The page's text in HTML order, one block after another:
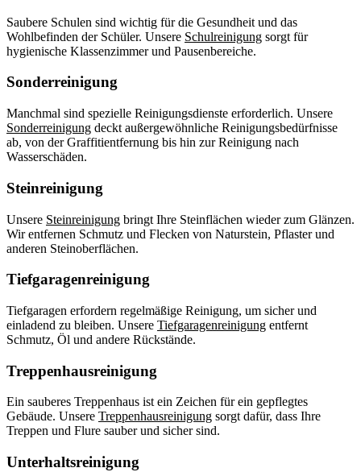
Saubere Schulen sind wichtig für die Gesundheit und das
Wohlbefinden der Schüler. Unsere Schulreinigung sorgt für
hygienische Klassenzimmer und Pausenbereiche.
Sonderreinigung
Manchmal sind spezielle Reinigungsdienste erforderlich. Unsere
Sonderreinigung deckt außergewöhnliche Reinigungsbedürfnisse
ab, von der Graffitientfernung bis hin zur Reinigung nach
Wasserschäden.
Steinreinigung
Unsere Steinreinigung bringt Ihre Steinflächen wieder zum Glänzen.
Wir entfernen Schmutz und Flecken von Naturstein, Pflaster und
anderen Steinoberflächen.
Tiefgaragenreinigung
Tiefgaragen erfordern regelmäßige Reinigung, um sicher und
einladend zu bleiben. Unsere Tiefgaragenreinigung entfernt
Schmutz, Öl und andere Rückstände.
Treppenhausreinigung
Ein sauberes Treppenhaus ist ein Zeichen für ein gepflegtes
Gebäude. Unsere Treppenhausreinigung sorgt dafür, dass Ihre
Treppen und Flure sauber und sicher sind.
Unterhaltsreinigung